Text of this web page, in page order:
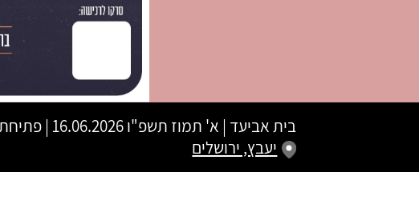
בית אביעד | א' תמוז תשפ"ו16.06.2026 | פתיחת שערים 20:00 | שעת התחלה 20:00
יעבץ, ירושלים